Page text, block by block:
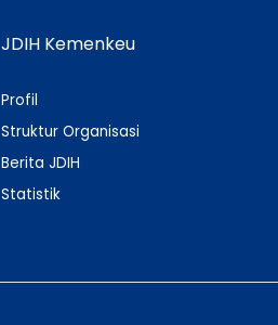
JDIH Kemenkeu
Profil
Struktur Organisasi
Berita JDIH
Statistik